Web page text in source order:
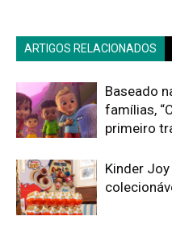
ARTIGOS RELACIONADOS
Baseado
famílias,
primeiro
Kinder